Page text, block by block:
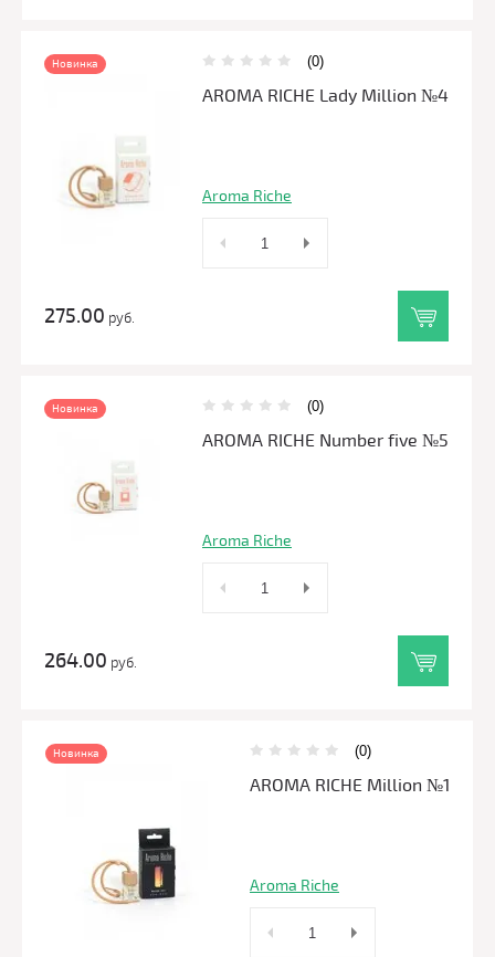
Новинка (0)
AROMA RICHE Lady Million №4
Aroma Riche
275.00 руб.
Новинка (0)
AROMA RICHE Number five №5
Aroma Riche
264.00 руб.
Новинка (0)
AROMA RICHE Million №1
Aroma Riche